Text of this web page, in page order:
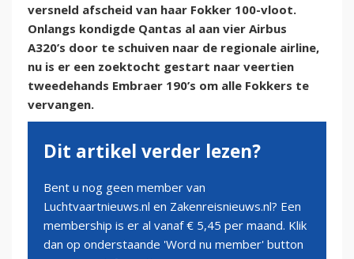
versneld afscheid van haar Fokker 100-vloot.
Onlangs kondigde Qantas al aan vier Airbus
A320’s door te schuiven naar de regionale airline,
nu is er een zoektocht gestart naar veertien
tweedehands Embraer 190’s om alle Fokkers te
vervangen.
Dit artikel verder lezen?
Bent u nog geen member van
Luchtvaartnieuws.nl en Zakenreisnieuws.nl? Een
membership is er al vanaf € 5,45 per maand. Klik
dan op onderstaande 'Word nu member' button